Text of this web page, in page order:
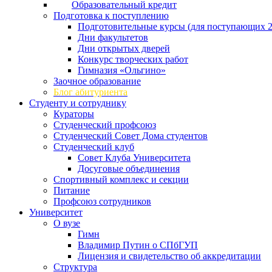
Образовательный кредит
Подготовка к поступлению
Подготовительные курсы (для поступающих
Дни факультетов
Дни открытых дверей
Конкурс творческих работ
Гимназия «Ольгино»
Заочное образование
Блог абитуриента
Студенту и сотруднику
Кураторы
Студенческий профсоюз
Студенческий Совет Дома студентов
Студенческий клуб
Совет Клуба Университета
Досуговые объединения
Спортивный комплекс и секции
Питание
Профсоюз сотрудников
Университет
О вузе
Гимн
Владимир Путин о СПбГУП
Лицензия и свидетельство об аккредитации
Структура